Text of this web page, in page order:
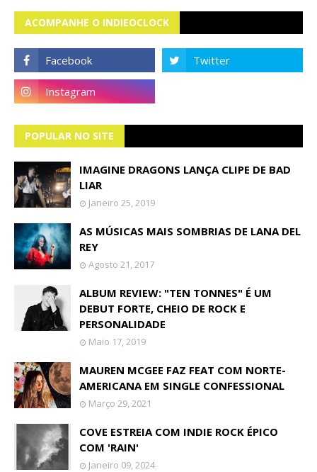
ACOMPANHE O INDIEOCLOCK
POPULAR NO SITE
IMAGINE DRAGONS LANÇA CLIPE DE BAD
LIAR
Janeiro 25, 2019
AS MÚSICAS MAIS SOMBRIAS DE LANA DEL
REY
Agosto 21, 2017
ALBUM REVIEW: "TEN TONNES" É UM
DEBUT FORTE, CHEIO DE ROCK E
PERSONALIDADE
Maio 17, 2019
MAUREN MCGEE FAZ FEAT COM NORTE-
AMERICANA EM SINGLE CONFESSIONAL
Março 29, 2021
COVE ESTREIA COM INDIE ROCK ÉPICO
COM 'RAIN'
Janeiro 09, 2024